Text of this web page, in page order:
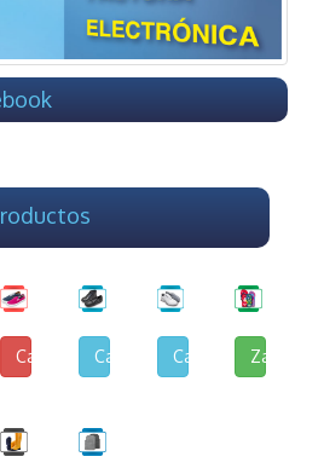
Lona y Cuerina
Calzado de Lona Urbana
Calzado EscolarCalzado Deportivo